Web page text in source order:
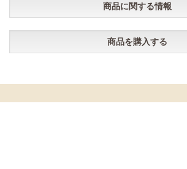
商品に関する情報
商品を購入する